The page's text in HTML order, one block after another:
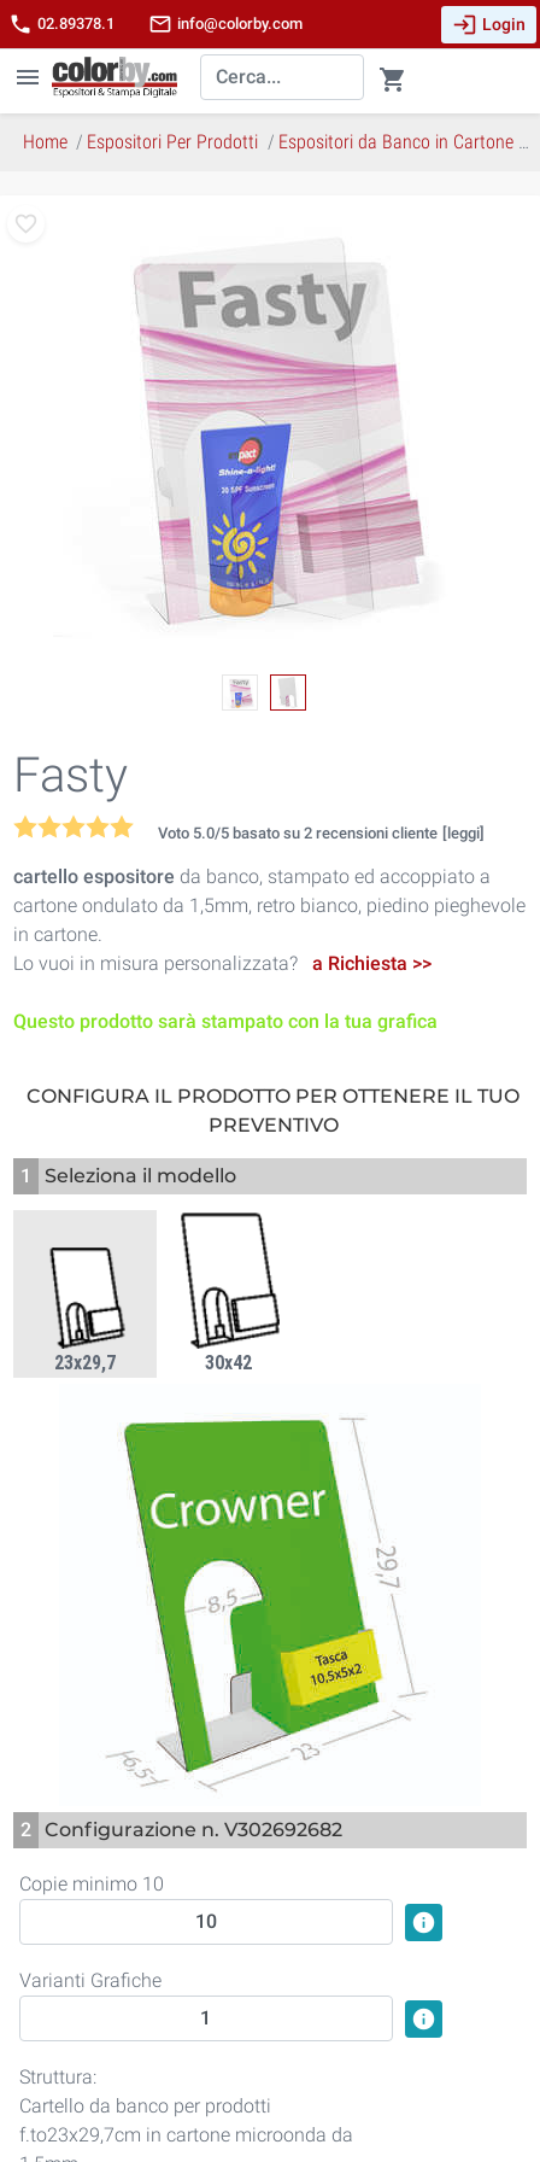
phone 02.89378.1 mail_outline info@colorby.com login Login
menu shopping_cart
Home Espositori Per Prodotti Espositori da Banco in Cartone
Fasty
Voto 5.0/5 basato su 2 recensioni cliente [leggi]
cartello espositore da banco, stampato ed accoppiato a
cartone ondulato da 1,5mm, retro bianco, piedino pieghevole
in cartone.
Lo vuoi in misura personalizzata?
a Richiesta >>
Questo prodotto sarà stampato con la tua grafica
CONFIGURA IL PRODOTTO PER OTTENERE IL TUO
PREVENTIVO
1 Seleziona il modello
23x29,7 30x42
2 Configurazione n. V302692682
Copie minimo 10
info
Varianti Grafiche
info
Struttura:
Cartello da banco per prodotti
f.to23x29,7cm in cartone microonda da